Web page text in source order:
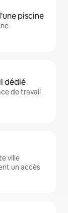
piscine
dédié
de travail
ville
un accès